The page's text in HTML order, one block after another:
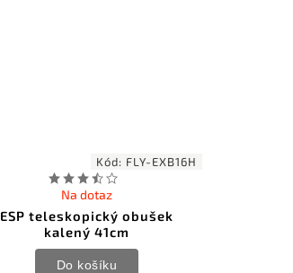
Kód: FLY-EXB16H
ESP teleskopický obušek
kalený 41cm
Na dotaz
Do košíku